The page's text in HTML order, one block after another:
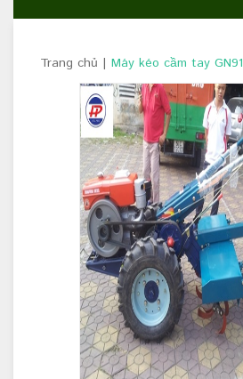
Trang chủ | Máy kéo cầm tay GN91